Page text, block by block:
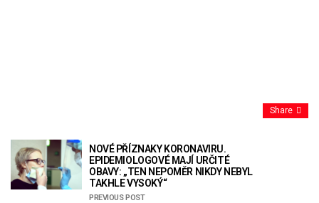
Share
NOVÉ PŘÍZNAKY KORONAVIRU.
EPIDEMIOLOGOVÉ MAJÍ URČITÉ
OBAVY: „TEN NEPOMĚR NIKDY NEBYL
TAKHLE VYSOKÝ“
PREVIOUS POST